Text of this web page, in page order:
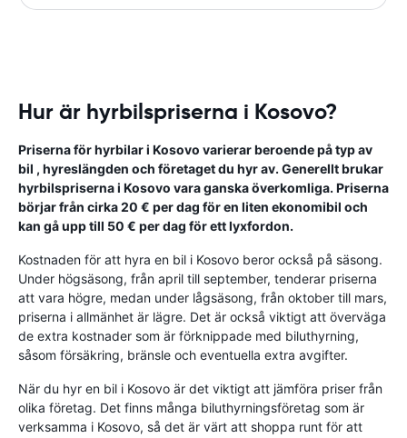
Hur är hyrbilspriserna i Kosovo?
Priserna för hyrbilar i Kosovo varierar beroende på typ av
bil , hyreslängden och företaget du hyr av. Generellt brukar
hyrbilspriserna i Kosovo vara ganska överkomliga. Priserna
börjar från cirka 20 € per dag för en liten ekonomibil och
kan gå upp till 50 € per dag för ett lyxfordon.
Kostnaden för att hyra en bil i Kosovo beror också på säsong.
Under högsäsong, från april till september, tenderar priserna
att vara högre, medan under lågsäsong, från oktober till mars,
priserna i allmänhet är lägre. Det är också viktigt att överväga
de extra kostnader som är förknippade med biluthyrning,
såsom försäkring, bränsle och eventuella extra avgifter.
När du hyr en bil i Kosovo är det viktigt att jämföra priser från
olika företag. Det finns många biluthyrningsföretag som är
verksamma i Kosovo, så det är värt att shoppa runt för att